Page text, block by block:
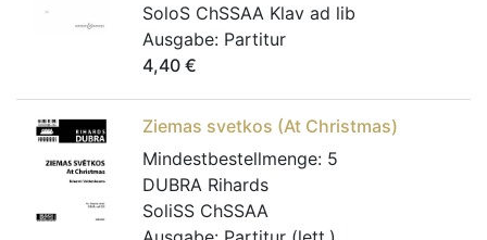
SoloS ChSSAA Klav ad lib
Ausgabe: Partitur
4,40 €
Ziemas svetkos (At Christmas)
Mindestbestellmenge: 5
DUBRA Rihards
SoliSS ChSSAA